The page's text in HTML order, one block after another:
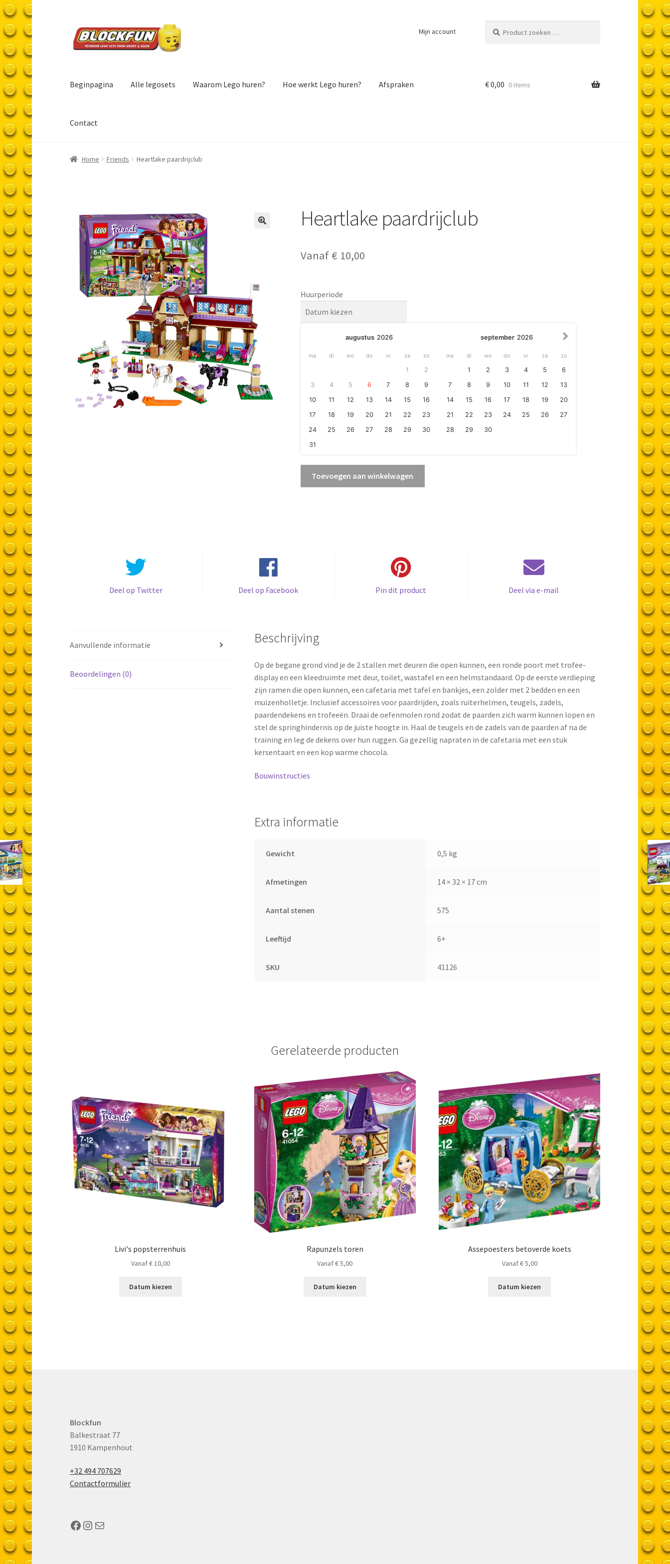
door
naar
naar
de
Mijn account
zoeken
Beginpagina Alle legosets Waarom Lego huren? Hoe werkt Lego huren? Afspraken
Contact
€0,00 0 items
Home Friends Heartlake paardrijclub
Heartlake paardrijclub
Vanaf € 10,00
Huurperiode
augustus 2026
ma di wo do vr za zo
1
2
3
4 5 6 7 8
9
10
11 12 13 14 15
16
17
18 19 20 21 22
23
24
25 26 27 28 29
30
31
september 2026
ma di wo do vr za zo
1 2 3 4 5
6
7
8 9 10 11 12
13
14
15 16 17 18 19
20
21
22 23 24 25 26
27
28
29 30
paardrijclub
Toevoegen aan winkelwagen
Deel op Twitter Deel op Facebook Pin dit product Deel via e-mail
Aanvullende informatie
Beoordelingen (0)
Beschrijving
Op de begane grond vind je de 2 stallen met deuren die open kunnen, een ronde poort met trofee-
display en een kleedruimte met deur, toilet, wastafel en een helmstandaard. Op de eerste verdieping
zijn ramen die open kunnen, een cafetaria met tafel en bankjes, een zolder met 2 bedden en een
muizenholletje. Inclusief accessoires voor paardrijden, zoals ruiterhelmen, teugels, zadels,
paardendekens en trofeeën. Draai de oefenmolen rond zodat de paarden zich warm kunnen lopen en
stel de springhindernis op de juiste hoogte in. Haal de teugels en de zadels van de paarden af na de
training en leg de dekens over hun ruggen. Ga gezellig napraten in de cafetaria met een stuk
kersentaart en een kop warme chocola.
Bouwinstructies
Extra informatie
Gewicht 0,5 kg
Afmetingen 14 × 32 × 17 cm
Aantal stenen 575
Leeftijd 6+
SKU 41126
Gerelateerde producten
Livi's popsterrenhuis
Vanaf€10,00
Datum kiezen
Rapunzels toren
Vanaf€5,00
Datum kiezen
Assepoesters betoverde koets
Vanaf€5,00
Datum kiezen
Blockfun
Balkestraat 77
1910 Kampenhout
+32 494 707629
Contactformulier
Facebook
Instagram
Mail